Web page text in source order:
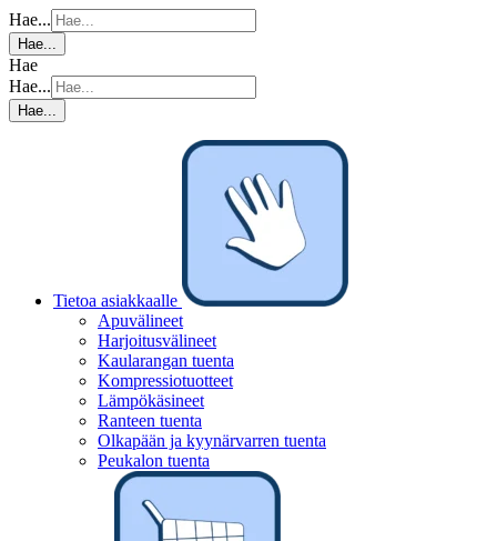
Hae...
Hae...
Hae
Hae...
Hae...
Tietoa asiakkaalle
Apuvälineet
Harjoitusvälineet
Kaularangan tuenta
Kompressiotuotteet
Lämpökäsineet
Ranteen tuenta
Olkapään ja kyynärvarren tuenta
Peukalon tuenta